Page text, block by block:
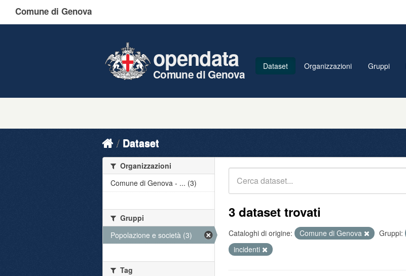
Comune di Genova
opendata
Comune di Genova
Dataset Organizzazioni Gruppi
Dataset
3 dataset trovati
Cataloghi di origine: Comune di Genova Gruppi:
incidenti
Organizzazioni
Comune di Genova - ... (3)
Gruppi
Popolazione e società (3)
Tag